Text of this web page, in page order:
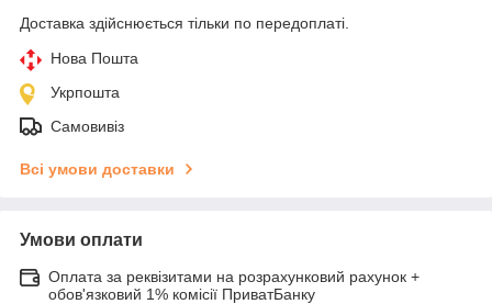
Доставка здійснюється тільки по передоплаті.
Нова Пошта
Укрпошта
Самовивіз
Всі умови доставки
Умови оплати
Оплата за реквізитами на розрахунковий рахунок +
обов'язковий 1% комісії ПриватБанку